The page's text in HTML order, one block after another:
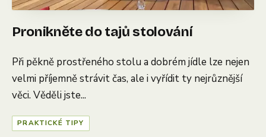
Pronikněte do tajů stolování
Při pěkně prostřeného stolu a dobrém jídle lze nejen
velmi příjemně strávit čas, ale i vyřídit ty nejrůznější
věci. Věděli jste...
PRAKTICKÉ TIPY